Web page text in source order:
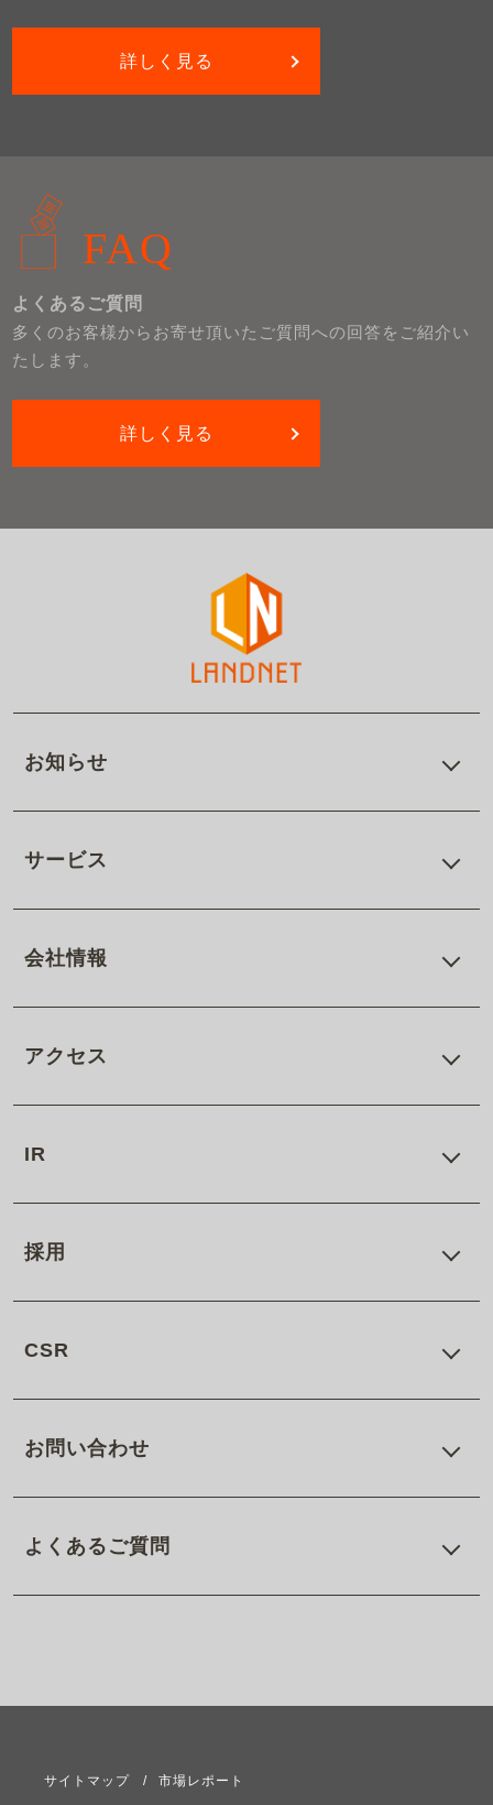
詳しく見る
FAQ
よくあるご質問
多くのお客様からお寄せ頂いたご質問への回答をご紹介い
たします。
詳しく見る
お知らせ
サービス
会社情報
アクセス
IR
採用
CSR
お問い合わせ
よくあるご質問
サイトマップ 市場レポート